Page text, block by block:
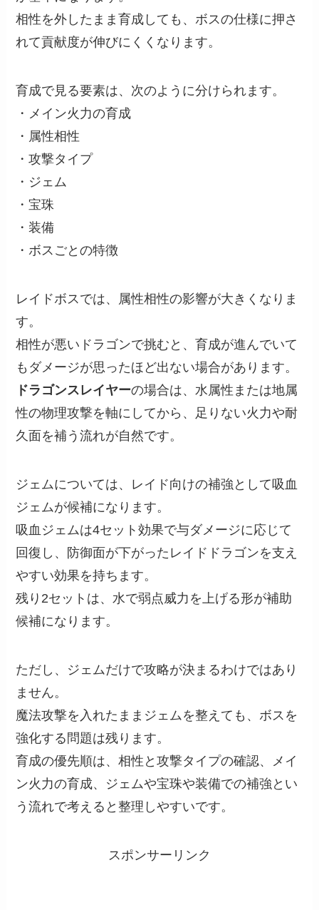
相性を外したまま育成しても、ボスの仕様に押さ
れて貢献度が伸びにくくなります。
育成で見る要素は、次のように分けられます。
・メイン火力の育成
・属性相性
・攻撃タイプ
・ジェム
・宝珠
・装備
・ボスごとの特徴
レイドボスでは、属性相性の影響が大きくなりま
す。
相性が悪いドラゴンで挑むと、育成が進んでいて
もダメージが思ったほど出ない場合があります。
ドラゴンスレイヤーの場合は、水属性または地属
性の物理攻撃を軸にしてから、足りない火力や耐
久面を補う流れが自然です。
ジェムについては、レイド向けの補強として吸血
ジェムが候補になります。
吸血ジェムは4セット効果で与ダメージに応じて
回復し、防御面が下がったレイドドラゴンを支え
やすい効果を持ちます。
残り2セットは、水で弱点威力を上げる形が補助
候補になります。
ただし、ジェムだけで攻略が決まるわけではあり
ません。
魔法攻撃を入れたままジェムを整えても、ボスを
強化する問題は残ります。
育成の優先順は、相性と攻撃タイプの確認、メイ
ン火力の育成、ジェムや宝珠や装備での補強とい
う流れで考えると整理しやすいです。
スポンサーリンク